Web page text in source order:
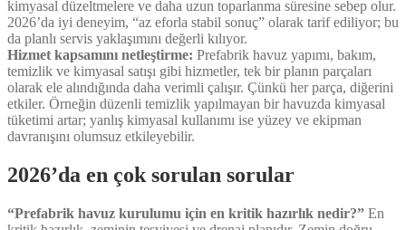
kimyasal düzeltmelere ve daha uzun toparlanma süresine sebep olur.
2026’da iyi deneyim, “az eforla stabil sonuç” olarak tarif ediliyor; bu
da planlı servis yaklaşımını değerli kılıyor.
Hizmet kapsamını netleştirme: Prefabrik havuz yapımı, bakım,
temizlik ve kimyasal satışı gibi hizmetler, tek bir planın parçaları
olarak ele alındığında daha verimli çalışır. Çünkü her parça, diğerini
etkiler. Örneğin düzenli temizlik yapılmayan bir havuzda kimyasal
tüketimi artar; yanlış kimyasal kullanımı ise yüzey ve ekipman
davranışını olumsuz etkileyebilir.
2026’da en çok sorulan sorular
“Prefabrik havuz kurulumu için en kritik hazırlık nedir?” En